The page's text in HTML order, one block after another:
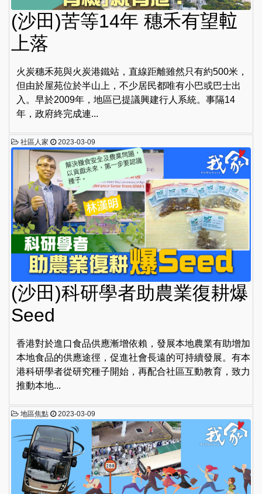
(沙田)苦等14年 穗禾有望𨋢
上落
火炭穗禾苑與火炭港鐵站，直線距離雖然只有約500米，
但由於屋苑位於半山上，不少居民都唯有小巴或巴士出
入。早於2009年，地區已提議興建行人系統。事隔14
年，政府終完成連...
社區人家 2023-03-09
(沙田)科研學者助農業復耕爆
Seed
香港對於進口食品供應漸增依賴，發展本地農業有助增加
本地食品的供應途徑，促進社會長遠的可持續發展。有本
港科研學者從研究種子開始，再配合社區互動教育，致力
推動本地...
地區焦點 2023-03-09